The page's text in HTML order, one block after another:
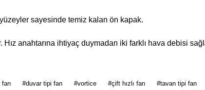
sayesinde temiz kalan ön kapak.
Hız anahtarına ihtiyaç duymadan iki farklı hava debisi
Bu ürüne ilk
fan #duvar tipi fan #vortice #çift hızlı fan #tavan tipi fan